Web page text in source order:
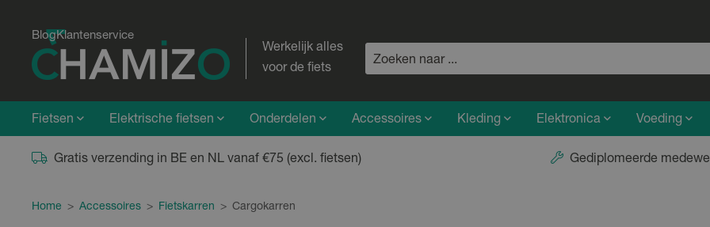
BlogKlantenservice
Werkelijk alles
voor de fiets
Fietsen Elektrische fietsen Onderdelen Accessoires Kleding Elektronica Voeding
Gratis verzending in BE en NL vanaf €75 (excl. fietsen) Gediplomeerde
Home > Accessoires > Fietskarren > Cargokarren